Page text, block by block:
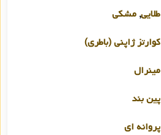
طلایی, مشکی
کوارتز ژاپنی (باطری)
مینرال
پین بند
پروانه ای